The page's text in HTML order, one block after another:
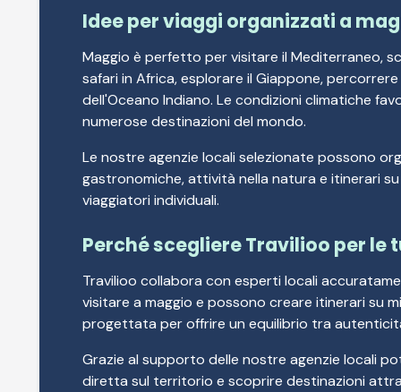
Idee per viaggi organizzati a
Maggio è perfetto per visitare il Mediterraneo,
safari in Africa, esplorare il Giappone,
dell'Oceano Indiano. Le condizioni climatiche
numerose destinazioni del mondo.
Le nostre agenzie locali selezionate possono
gastronomiche, attività nella natura e itinerari
viaggiatori individuali.
Perché scegliere Travilioo per le
Travilioo collabora con esperti locali
visitare a maggio e possono creare itinerari su
progettata per offrire un equilibrio tra
Grazie al supporto delle nostre agenzie locali
diretta sul territorio e scoprire destinazioni